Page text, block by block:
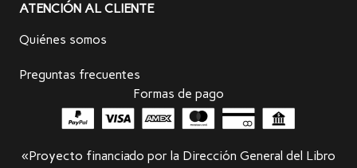
ATENCIÓN AL CLIENTE
Quiénes somos
Preguntas frecuentes
Formas de pago
«Proyecto financiado por la Dirección General del Libro